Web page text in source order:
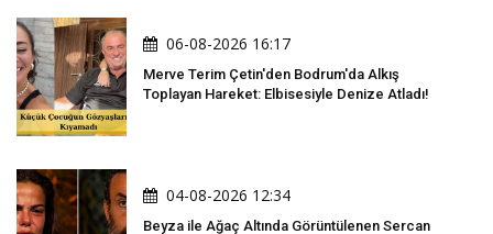
06-08-2026 16:17
Merve Terim Çetin'den Bodrum'da Alkış
Toplayan Hareket: Elbisesiyle Denize Atladı!
04-08-2026 12:34
Beyza ile Ağaç Altında Görüntülenen Sercan